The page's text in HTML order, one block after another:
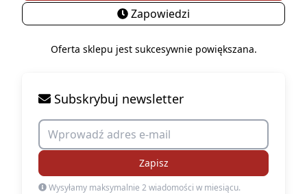
Zapowiedzi
Oferta sklepu jest sukcesywnie powiększana.
Subskrybuj newsletter
Zapisz
Wysyłamy maksymalnie 2 wiadomości w miesiącu.